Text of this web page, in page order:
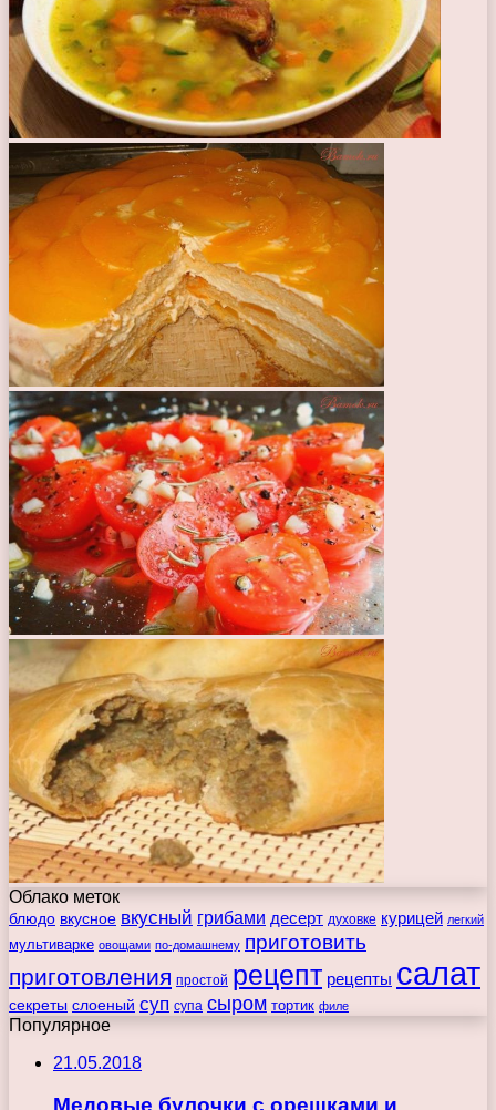
Облако меток
блюдо вкусное вкусный грибами десерт духовке курицей легкий
мультиварке овощами по-домашнему приготовить
приготовления простой рецепт рецепты салат
секреты слоеный суп супа сыром тортик филе
Популярное
21.05.2018
Медовые булочки с орешками и